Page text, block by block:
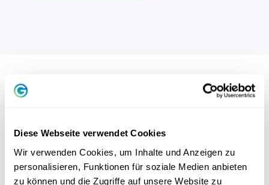
Diese Webseite verwendet Cookies
Wir verwenden Cookies, um Inhalte und Anzeigen zu
personalisieren, Funktionen für soziale Medien anbieten
zu können und die Zugriffe auf unsere Website zu
Mehr entdecken >